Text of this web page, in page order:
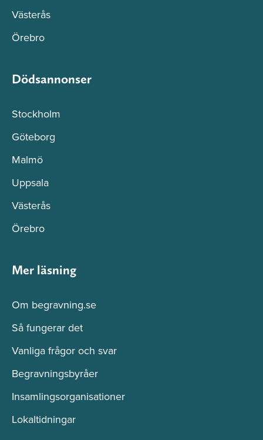
Västerås
Örebro
Dödsannonser
Stockholm
Göteborg
Malmö
Uppsala
Västerås
Örebro
Mer läsning
Om begravning.se
Så fungerar det
Vanliga frågor och svar
Begravningsbyråer
Insamlingsorganisationer
Lokaltidningar